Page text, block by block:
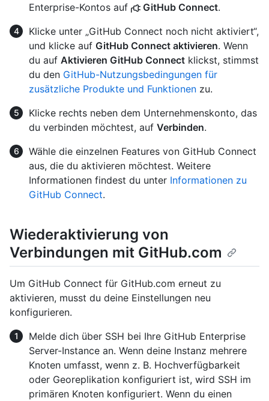
Enterprise-Kontos auf
GitHub Connect.
Klicke unter „GitHub Connect noch nicht aktiviert“,
und klicke auf GitHub Connect aktivieren. Wenn
du auf Aktivieren GitHub Connect klickst, stimmst
du den GitHub-Nutzungsbedingungen für
zusätzliche Produkte und Funktionen zu.
Klicke rechts neben dem Unternehmenskonto, das
du verbinden möchtest, auf Verbinden.
Wähle die einzelnen Features von GitHub Connect
aus, die du aktivieren möchtest. Weitere
Informationen findest du unter Informationen zu
GitHub Connect.
Wiederaktivierung von
Verbindungen mit GitHub.com
Um GitHub Connect für GitHub.com erneut zu
aktivieren, musst du deine Einstellungen neu
konfigurieren.
Melde dich über SSH bei Ihre GitHub Enterprise
Server-Instance an. Wenn deine Instanz mehrere
Knoten umfasst, wenn z. B. Hochverfügbarkeit
oder Georeplikation konfiguriert ist, wird SSH im
primären Knoten konfiguriert. Wenn du einen